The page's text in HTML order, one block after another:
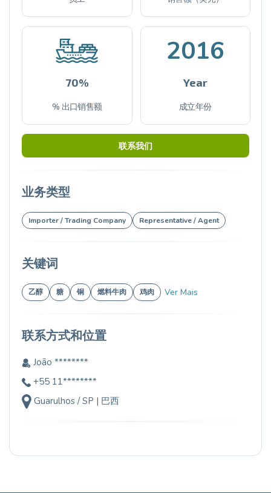
70%
% 出口销售额
2016
Year
成立年份
联系我们
业务类型
Importer / Trading Company Representative / Agent
关键词
乙醇 糖 铜 燃料牛肉 鸡肉 Ver Mais
联系方式和位置
João ********
+55 11********
Guarulhos / SP | 巴西